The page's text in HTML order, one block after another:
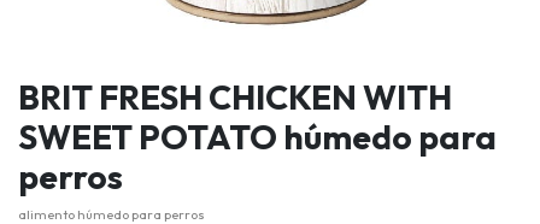
BRIT FRESH CHICKEN WITH
SWEET POTATO húmedo para
perros
alimento húmedo para perros